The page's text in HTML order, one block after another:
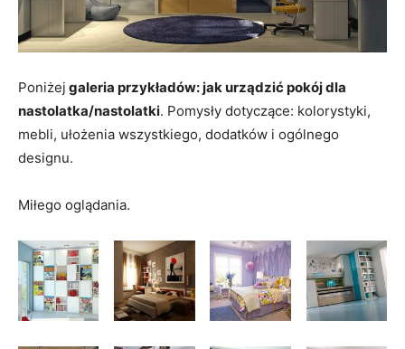
Poniżej galeria przykładów: jak urządzić pokój dla
nastolatka/nastolatki. Pomysły dotyczące: kolorystyki,
mebli, ułożenia wszystkiego, dodatków i ogólnego
designu.
Miłego oglądania.